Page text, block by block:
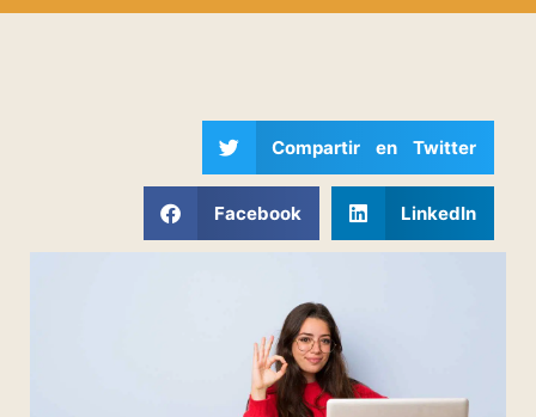
Compartir en Twitter
Facebook LinkedIn